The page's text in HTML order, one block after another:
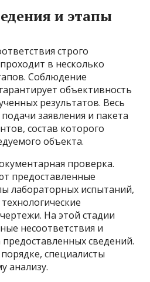
и этапы
строго
в несколько
Соблюдение
объективность
результатов. Весь
заявления и пакета
состав которого
объекта.
проверка.
предоставленные
лабораторных испытаний,
На этой стадии
несоответствия и
сведений.
специалисты
анализу.